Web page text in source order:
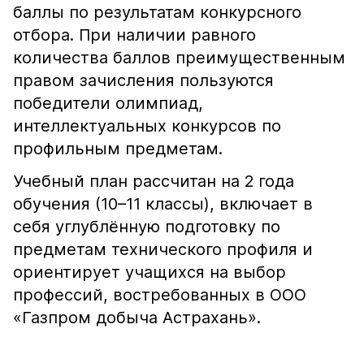
баллы по результатам конкурсного
отбора. При наличии равного
количества баллов преимущественным
правом зачисления пользуются
победители олимпиад,
интеллектуальных конкурсов по
профильным предметам.
Учебный план рассчитан на 2 года
обучения (10–11 классы), включает в
себя углублённую подготовку по
предметам технического профиля и
ориентирует учащихся на выбор
профессий, востребованных в ООО
«Газпром добыча Астрахань».